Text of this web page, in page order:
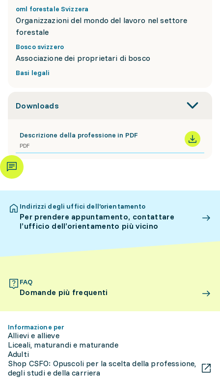
oml forestale Svizzera
Organizzazioni del mondo del lavoro nel settore
forestale
Bosco svizzero
Associazione dei proprietari di bosco
Basi legali
Downloads
Descrizione della professione in PDF
PDF
Indirizzi degli uffici dell’orientamento
Per prendere appuntamento, contattare
l’ufficio dell’orientamento più vicino
FAQ
Domande più frequenti
Informazione per
Allievi e allieve
Liceali, maturandi e maturande
Adulti
Shop CSFO: Opuscoli per la scelta della professione,
degli studi e della carriera